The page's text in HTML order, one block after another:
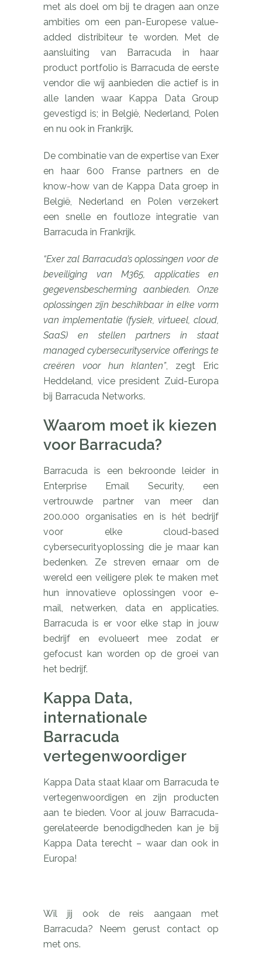
met als doel om bij te dragen aan onze
ambities om een pan-Europese value-
added distribiteur te worden. Met de
aansluiting van Barracuda in haar
product portfolio is Barracuda de eerste
vendor die wij aanbieden die actief is in
alle landen waar Kappa Data Group
gevestigd is; in België, Nederland, Polen
en nu ook in Frankrijk.
De combinatie van de expertise van Exer
en haar 600 Franse partners en de
know-how van de Kappa Data groep in
België, Nederland en Polen verzekert
een snelle en foutloze integratie van
Barracuda in Frankrijk.
“Exer zal Barracuda’s oplossingen voor de
beveiliging van M365, applicaties en
gegevensbescherming aanbieden. Onze
oplossingen zijn beschikbaar in elke vorm
van implementatie (fysiek, virtueel, cloud,
SaaS) en stellen partners in staat
managed cybersecurityservice offerings te
creëren voor hun klanten”, zegt Eric
Heddeland, vice president Zuid-Europa
bij Barracuda Networks.
Waarom moet ik kiezen
voor Barracuda?
Barracuda is een bekroonde leider in
Enterprise Email Security, een
vertrouwde partner van meer dan
200.000 organisaties en is hét bedrijf
voor elke cloud-based
cybersecurityoplossing die je maar kan
bedenken. Ze streven ernaar om de
wereld een veiligere plek te maken met
hun innovatieve oplossingen voor e-
mail, netwerken, data en applicaties.
Barracuda is er voor elke stap in jouw
bedrijf en evolueert mee zodat er
gefocust kan worden op de groei van
het bedrijf.
Kappa Data,
internationale
Barracuda
vertegenwoordiger
Kappa Data staat klaar om Barracuda te
vertegenwoordigen en zijn producten
aan te bieden. Voor al jouw Barracuda-
gerelateerde benodigdheden kan je bij
Kappa Data terecht – waar dan ook in
Europa!
Wil jij ook de reis aangaan met
Barracuda? Neem gerust contact op
met ons.